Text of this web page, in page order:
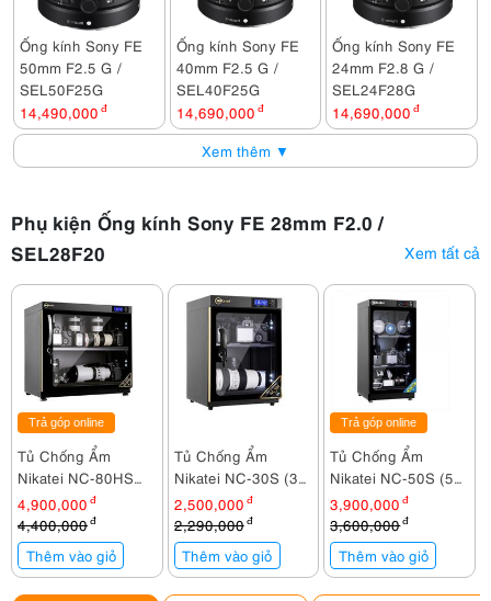
Ống kính Sony FE
50mm F2.5 G /
SEL50F25G
14,490,000 đ
Ống kính Sony FE
40mm F2.5 G /
SEL40F25G
14,690,000 đ
Ống kính Sony FE
24mm F2.8 G /
SEL24F28G
14,690,000 đ
Xem thêm ▼
Phụ kiện Ống kính Sony FE 28mm F2.0 /
SEL28F20
Xem tất cả
Trả góp online
Tủ Chống Ẩm
Nikatei NC-80HS
(80 lít)
4,900,000 đ
4,400,000đ
Thêm vào giỏ
Tủ Chống Ẩm
Nikatei NC-30S (30
lít)
2,500,000 đ
2,290,000 đ
Thêm vào giỏ
Trả góp online
Tủ Chống Ẩm
Nikatei NC-50S (50
lít)
3,900,000 đ
3,600,000đ
Thêm vào giỏ